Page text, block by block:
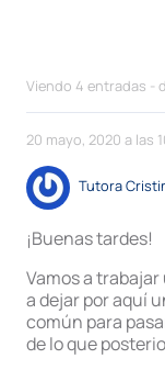
Viendo 4 entradas -
20 mayo, 2020 a las
Tutora
¡Buenas tardes!
Vamos a
a dejar por aquí
común para
de lo que